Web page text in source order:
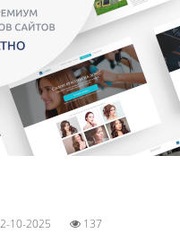
10-2025 137